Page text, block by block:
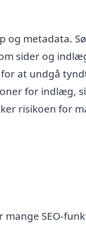
og metadata.
sider og
at undgå
for indlæg,
risikoen for
SEO-